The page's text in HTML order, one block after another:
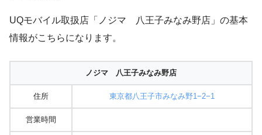
UQモバイル取扱店「ノジマ 八王子みなみ野店」の基本
情報がこちらになります。
ノジマ 八王子みなみ野店
住所 東京都八王子市みなみ野1−2−1
営業時間